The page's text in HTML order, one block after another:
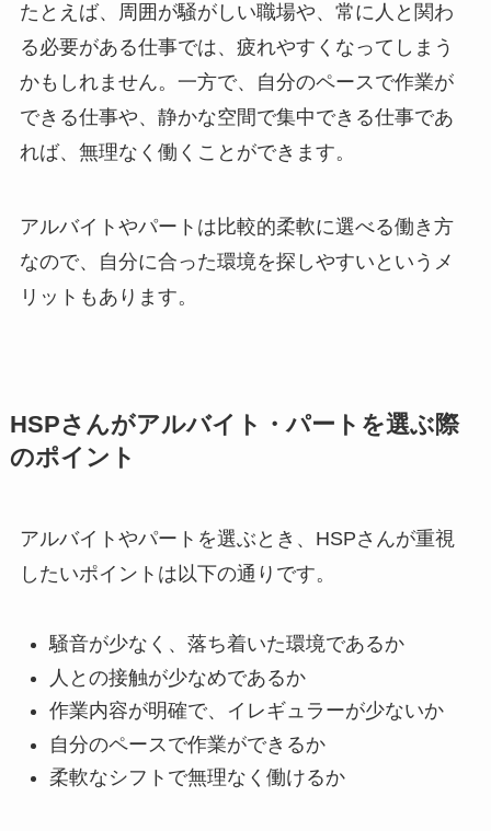
たとえば、周囲が騒がしい職場や、常に人と関わ
る必要がある仕事では、疲れやすくなってしまう
かもしれません。一方で、自分のペースで作業が
できる仕事や、静かな空間で集中できる仕事であ
れば、無理なく働くことができます。
アルバイトやパートは比較的柔軟に選べる働き方
なので、自分に合った環境を探しやすいというメ
リットもあります。
HSPさんがアルバイト・パートを選ぶ際
のポイント
アルバイトやパートを選ぶとき、HSPさんが重視
したいポイントは以下の通りです。
騒音が少なく、落ち着いた環境であるか
人との接触が少なめであるか
作業内容が明確で、イレギュラーが少ないか
自分のペースで作業ができるか
柔軟なシフトで無理なく働けるか